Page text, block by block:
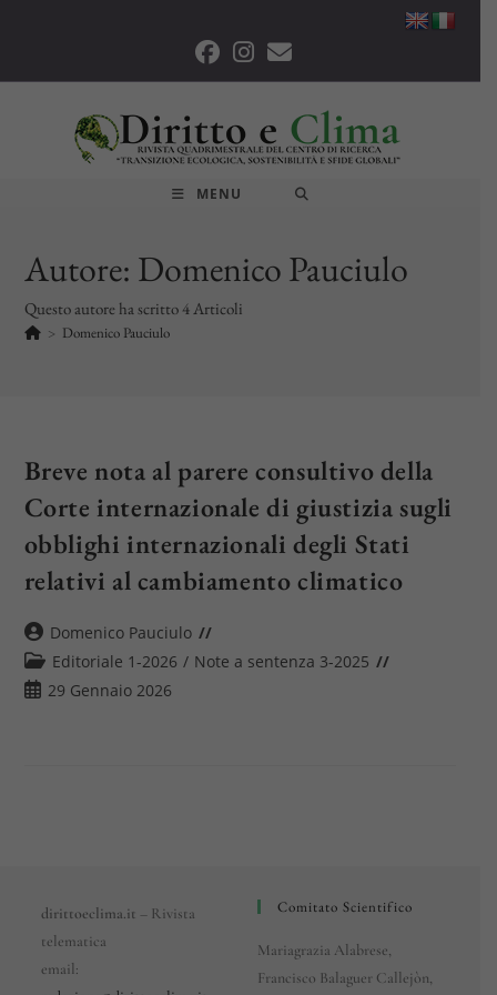
MENU
Autore: Domenico Pauciulo
Questo autore ha scritto 4 Articoli
> Domenico Pauciulo
Breve nota al parere consultivo della
Corte internazionale di giustizia sugli
obblighi internazionali degli Stati
relativi al cambiamento climatico
Autore
dell'articolo:
Domenico Pauciulo
Categoria
dell'articolo:
Editoriale 1-2026 / Note a sentenza 3-2025
Articolo
29 Gennaio 2026
dirittoeclima.it – Rivista
telematica
email:
Comitato Scientifico
Mariagrazia Alabrese,
Francisco Balaguer Callejòn,